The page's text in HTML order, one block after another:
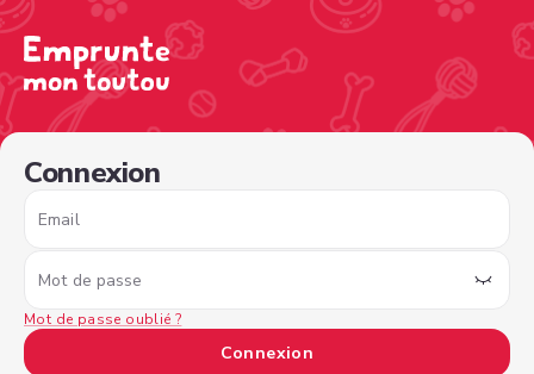
Connexion
Email
Mot de passe
Mot de passe oublié ?
Connexion
/sign-in?nextPage=%2Fview-profile%2F11b17404-2896-